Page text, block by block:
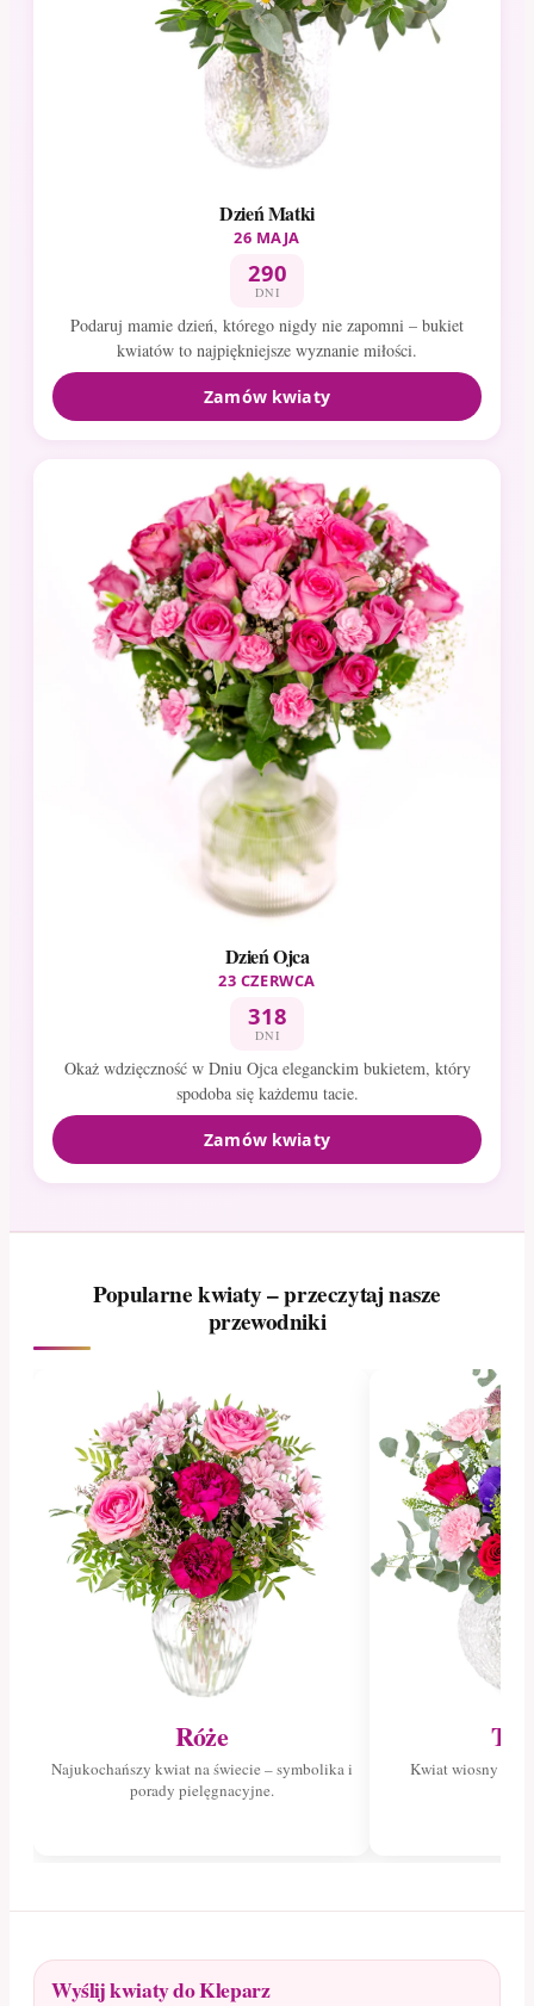
Dzień Matki
26 MAJA
290
DNI
Podaruj mamie dzień, którego nigdy nie zapomni – bukiet
kwiatów to najpiękniejsze wyznanie miłości.
Zamów kwiaty
Dzień Ojca
23 CZERWCA
318
DNI
Okaż wdzięczność w Dniu Ojca eleganckim bukietem, który
spodoba się każdemu tacie.
Zamów kwiaty
Popularne kwiaty – przeczytaj nasze
przewodniki
Róże
Najukochańszy kwiat na świecie – symbolika i
porady pielęgnacyjne.
Kwiat wiosny –
Wyślij kwiaty do Kleparz